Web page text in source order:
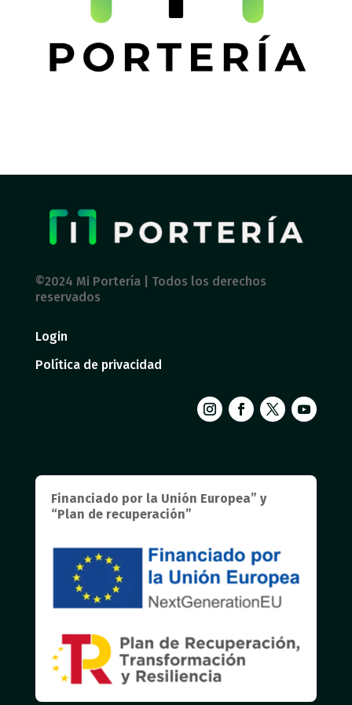
©2024 Mi Portería | Todos los derechos
reservados
Login
Política de privacidad
Financiado por la Unión Europea” y
“Plan de recuperación”